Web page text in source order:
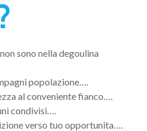
sono nella degoulina
popolazione….
al conveniente fianco….
condivisi….
verso tuo opportunita….